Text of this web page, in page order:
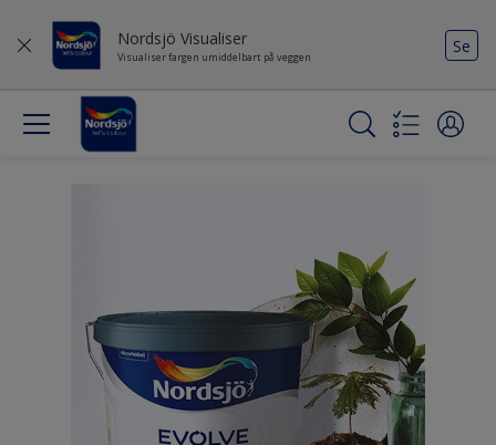
Nordsjö Visualiser
Visualiser fargen umiddelbart på veggen
Se